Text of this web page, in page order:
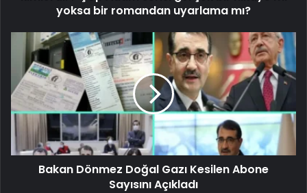
yoksa bir romandan uyarlama mı?
Bakan Dönmez Doğal Gazı Kesilen Abone
Sayısını Açıkladı